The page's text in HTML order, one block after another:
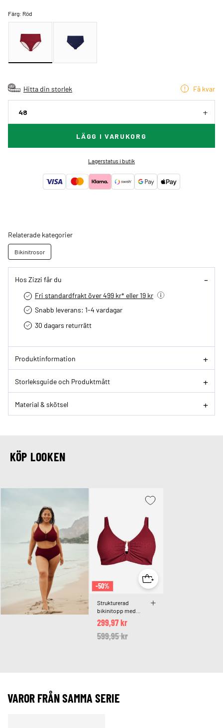
Färg: Röd
Hitta din storlek Få kvar
48
LÄGG I VARUKORG
Lagerstatus i butik
Relaterade kategorier
Bikinitrosor
Hos Zizzi får du
Fri standardfrakt över 499 kr* eller 19 kr
Snabb leverans: 1-4 vardagar
30 dagars returrätt­
Produktinformation
Storleksguide och Produktmått
Material & skötsel
KÖP LOOKEN
-50%
Strukturerad
bikinitopp med
gulddetalj
Price reduced from
599,95 kr
299,97 kr
VAROR FRÅN SAMMA SERIE